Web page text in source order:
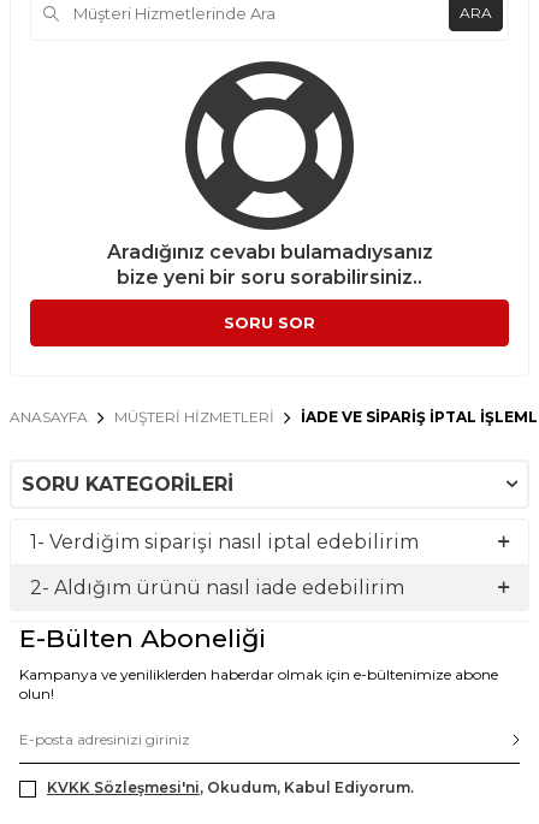
ARA
Aradığınız cevabı bulamadıysanız
bize yeni bir soru sorabilirsiniz..
SORU SOR
ANASAYFA MÜŞTERI HIZMETLERI İADE VE SIPARIŞ İPTAL
SORU KATEGORILERI
1- Verdiğim siparişi nasıl iptal edebilirim
2- Aldığım ürünü nasıl iade edebilirim
E-Bülten Aboneliği
Kampanya ve yeniliklerden haberdar olmak için e-bültenimize abone
olun!
KVKK Sözleşmesi'ni, Okudum, Kabul Ediyorum.